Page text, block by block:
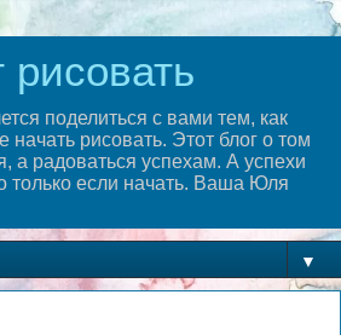
рисовать
поделиться с вами тем, как
начать рисовать. Этот блог о том
а радоваться успехам. А успехи
только если начать. Ваша Юля
▼